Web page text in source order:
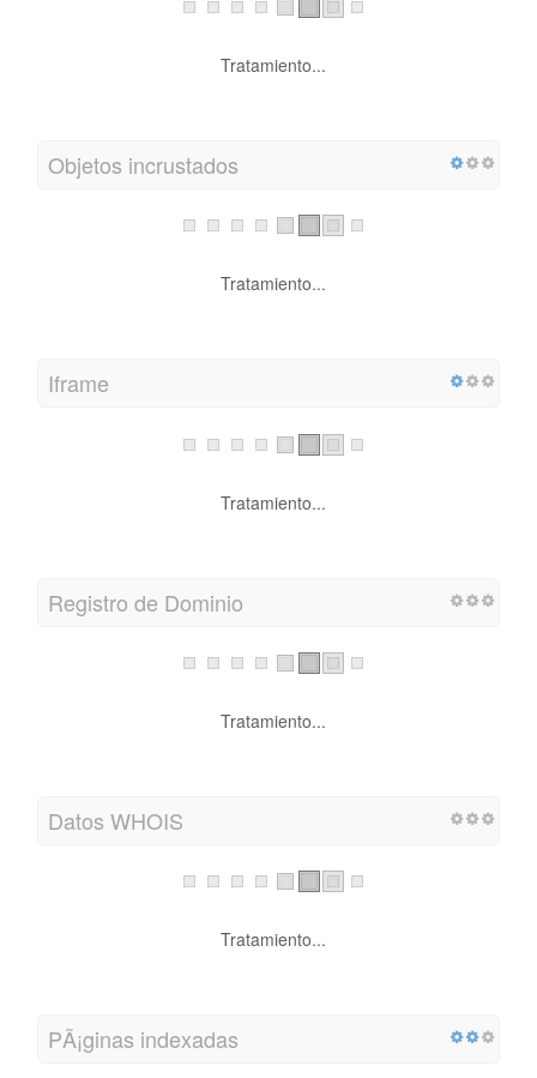
Tratamiento...
Objetos incrustados
Tratamiento...
Iframe
Tratamiento...
Registro de Dominio
Tratamiento...
Datos WHOIS
Tratamiento...
PÃ¡ginas indexadas